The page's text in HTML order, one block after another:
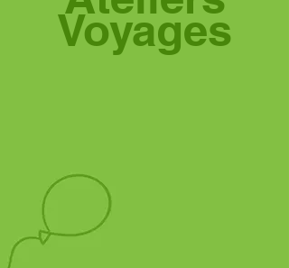
Voyages